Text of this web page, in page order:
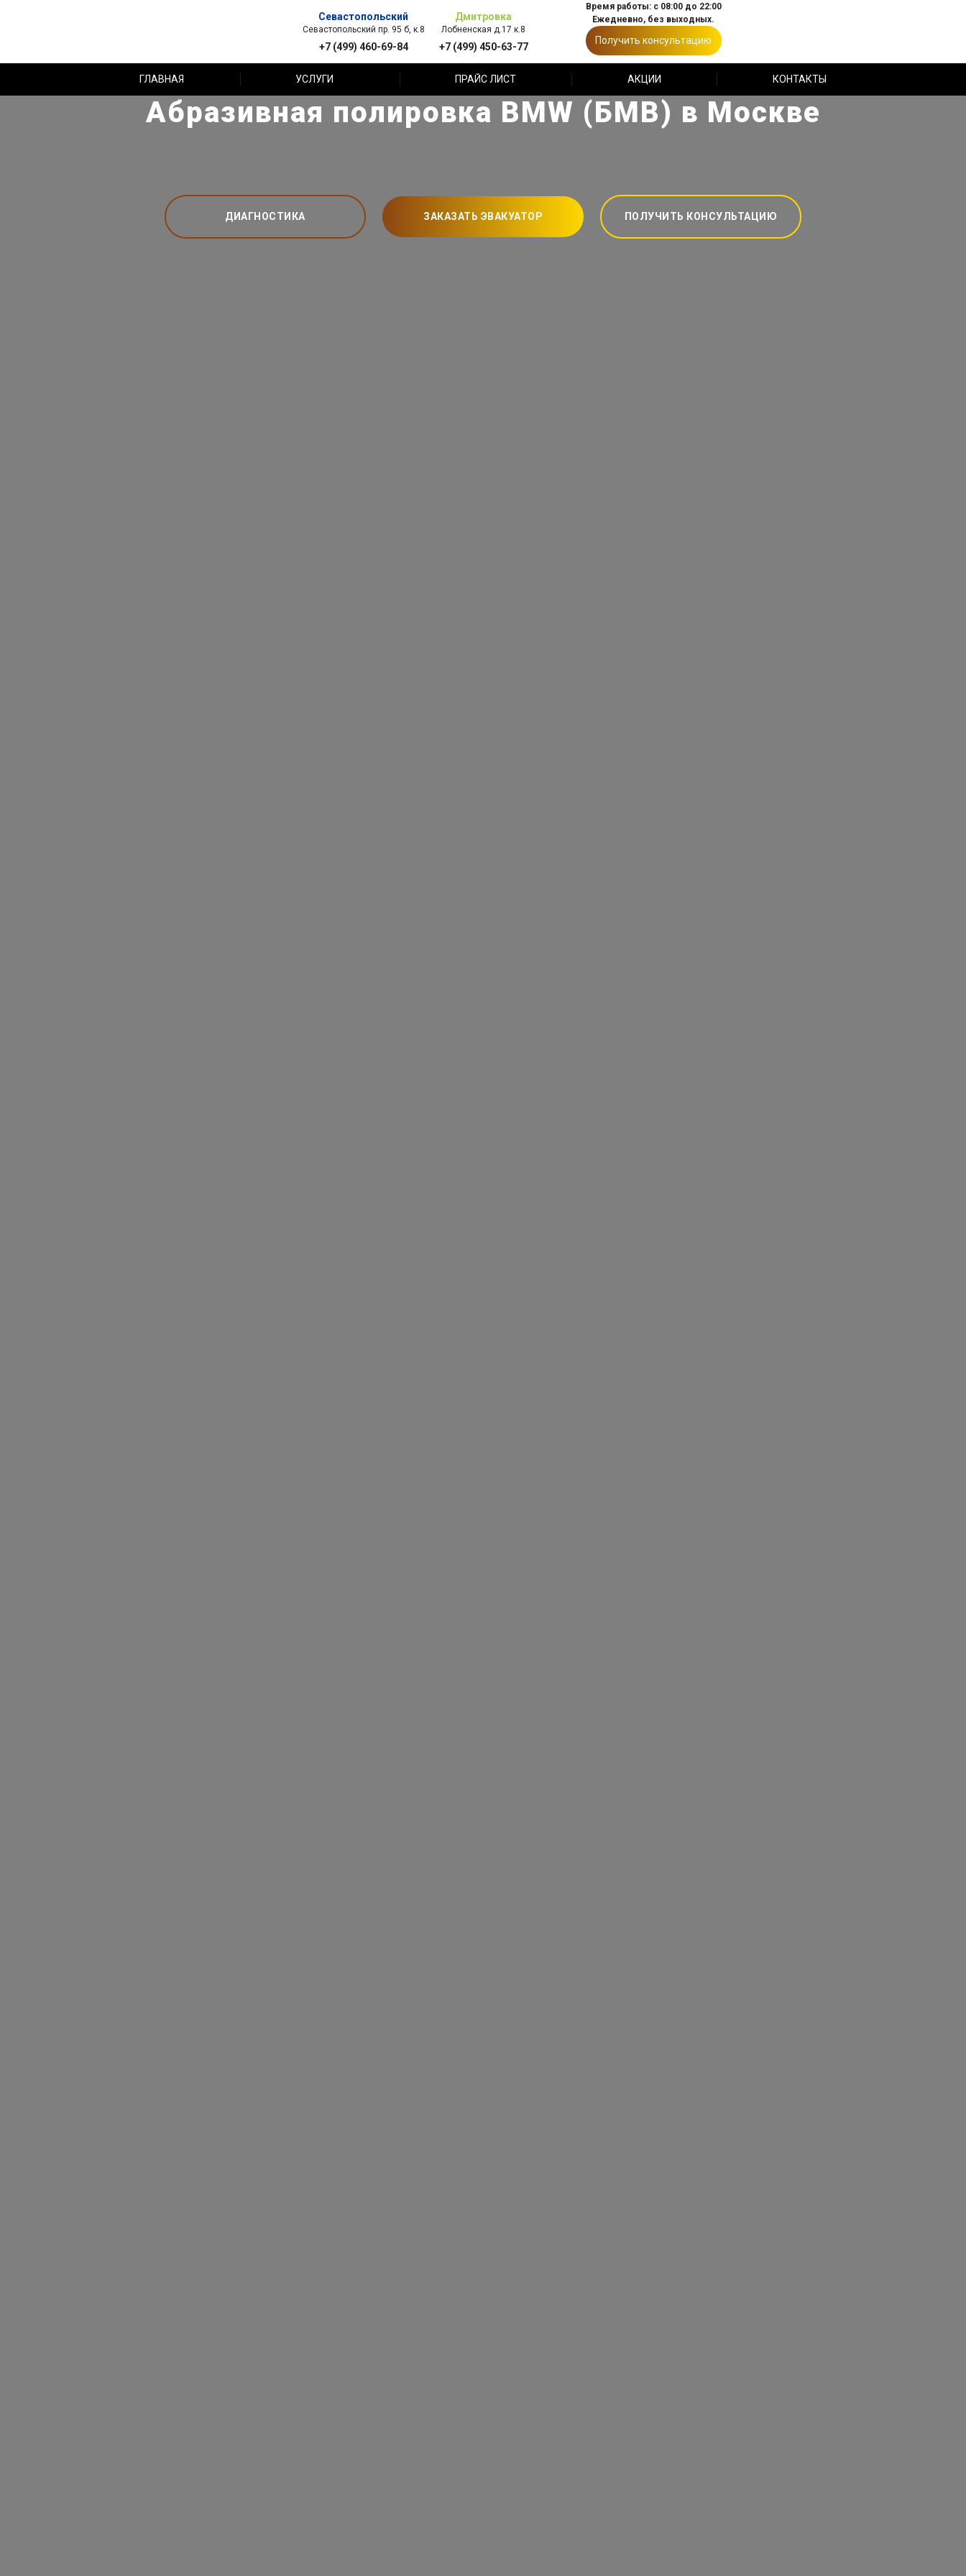
Севастопольский
Севастопольский пр. 95 б, к.8
+7 (499) 460-69-84
Дмитровка
Лобненская д.17 к.8
+7 (499) 450-63-77
Время работы: с 08:00 до 22:00
Ежедневно, без выходных.
Получить консультацию
ГЛАВНАЯ УСЛУГИ ПРАЙС ЛИСТ АКЦИИ КОНТАКТЫ
Абразивная полировка BMW (БМВ) в Москве
ДИАГНОСТИКА ЗАКАЗАТЬ ЭВАКУАТОР ПОЛУЧИТЬ КОНСУЛЬТАЦИЮ